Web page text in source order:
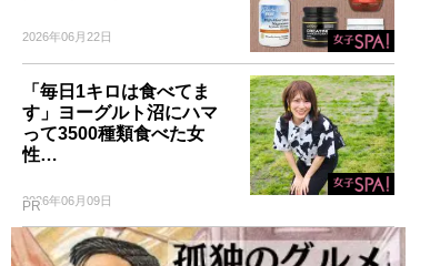
2026年06月22日
「毎日1キロは食べてま
す」ヨーグルト沼にハマ
って3500種類食べた女
性…
2026年06月09日
PR